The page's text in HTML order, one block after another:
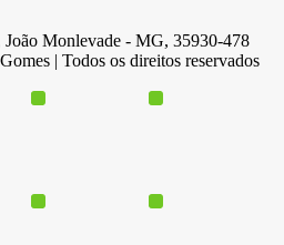
Monlevade - MG, 35930-478
| Todos os direitos reservados